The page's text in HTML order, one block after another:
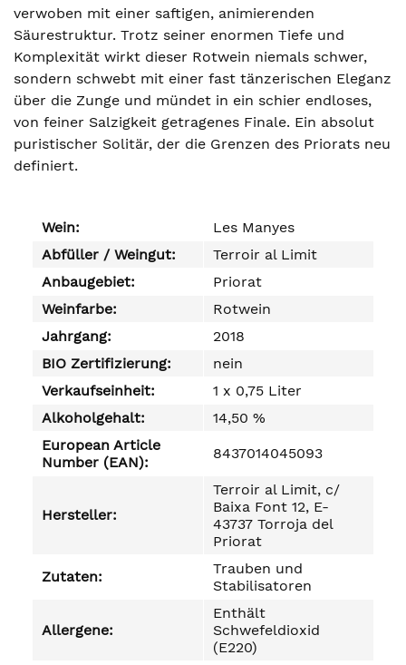
verwoben mit einer saftigen, animierenden
Säurestruktur. Trotz seiner enormen Tiefe und
Komplexität wirkt dieser Rotwein niemals schwer,
sondern schwebt mit einer fast tänzerischen Eleganz
über die Zunge und mündet in ein schier endloses,
von feiner Salzigkeit getragenes Finale. Ein absolut
puristischer Solitär, der die Grenzen des Priorats neu
definiert.
Wein:
Les Manyes
Abfüller / Weingut:
Terroir al Limit
Anbaugebiet:
Priorat
Weinfarbe:
Rotwein
Jahrgang:
2018
BIO Zertifizierung:
nein
Verkaufseinheit:
1 x 0,75 Liter
Alkoholgehalt:
14,50 %
European Article
Number (EAN):
8437014045093
Hersteller:
Terroir al Limit, c/
Baixa Font 12, E-
43737 Torroja del
Priorat
Zutaten:
Trauben und
Stabilisatoren
Allergene:
Enthält
Schwefeldioxid
(E220)